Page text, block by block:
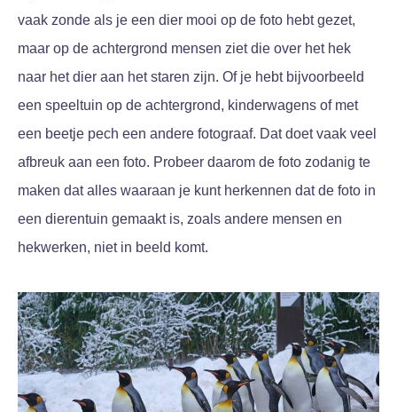
vaak zonde als je een dier mooi op de foto hebt gezet,
maar op de achtergrond mensen ziet die over het hek
naar het dier aan het staren zijn. Of je hebt bijvoorbeeld
een speeltuin op de achtergrond, kinderwagens of met
een beetje pech een andere fotograaf. Dat doet vaak veel
afbreuk aan een foto. Probeer daarom de foto zodanig te
maken dat alles waaraan je kunt herkennen dat de foto in
een dierentuin gemaakt is, zoals andere mensen en
hekwerken, niet in beeld komt.